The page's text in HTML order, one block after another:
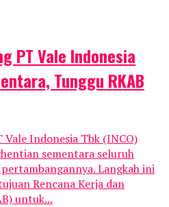
PT Vale Indonesia
Tunggu RKAB
Vale Indonesia Tbk (INCO)
sementara seluruh
Langkah ini
Rencana Kerja dan
untuk...